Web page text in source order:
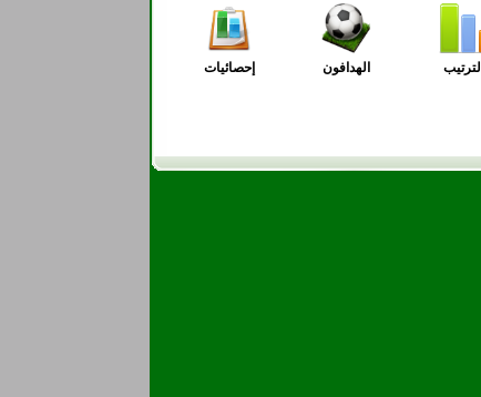
الترتيب الهدافون إحصائيات